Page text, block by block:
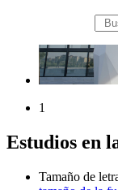
1
Estudios en
Tamaño de